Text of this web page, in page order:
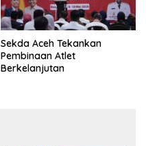
Sekda Aceh Tekankan
Pembinaan Atlet
Berkelanjutan